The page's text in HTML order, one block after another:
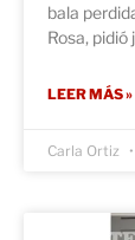
bala
Rosa,
LEER MÁS »
Carla Ortiz